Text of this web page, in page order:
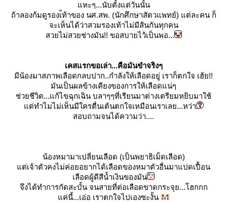
หะๆ...นับตั้งแต่วันนั้น
ถ้าลองก้มดูรองเ้ท้าของ นศ.สพ. (นักศึกษาสัตวแพทย์) แต่ละคน ก็
จะเห็นได้ว่าสวมรองเท้าไม่มีส้นกันทุกคน
สวยไม่สวยช่างมัน!! ขอสบายไว้เป็นพอ...
เคสแรกขอเล่า...คือมันขำจริงๆ
มีน้องมาสภาพเลือดกลบปาก..กำลังให้เลือดอยู่ เราก็ตกใจ เฮ้ย!!
มันเป็นผลข้างเคียงของการให้เลือดแน่ๆ
ช่วยชีวิต...แก้ไขฉุกเฉิน บลาๆๆที่เรียนมาต่างเตรียมหยิบมาใช้
ต่ทำไมไม่เห็นมีใครตื่นเต้นตกใจเหมือนเราเลย...หว่า
สอบถามจนได้ความว่า....
น้องหมามาเปลี่ยนเลือด (เป็นพยาธิเม็ดเลือด)
ต่เจ้าตัวคงไม่ค่อยอยากได้เลือดของหมาตัวอื่นมาแปดเปื้อน
เลือดผู้ดีสีน้ำเงินของมัน
จึงได้ทำการกัดสะบั้น จนสายที่ต่อเลือดขาดกระจุย...โฮกกก
ค่นี้...เอ่อ เราตกใจไปเองซะงั้น